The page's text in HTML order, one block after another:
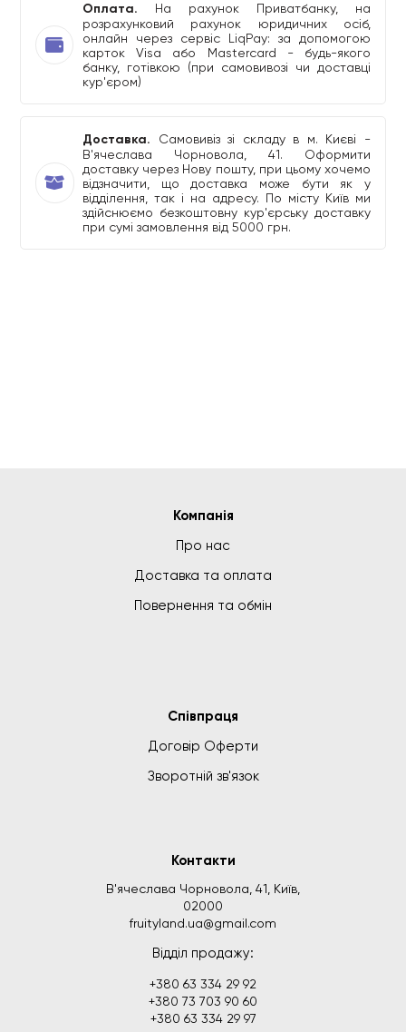
Оплата. На рахунок Приватбанку, на
розрахунковий рахунок юридичних осіб,
онлайн через сервіс LiqPay: за допомогою
карток Visa або Mastercard - будь-якого
банку, готівкою (при самовивозі чи доставці
кур'єром)
Доставка. Самовивіз зі складу в м. Києві -
В'ячеслава Чорновола, 41. Оформити
доставку через Нову пошту, при цьому хочемо
відзначити, що доставка може бути як у
відділення, так і на адресу. По місту Київ ми
здійснюємо безкоштовну кур'єрську доставку
при сумі замовлення від 5000 грн.
Компанія
Про нас
Доставка та оплата
Повернення та обмін
Співпраця
Договір Оферти
Зворотній зв'язок
Контакти
В'ячеслава Чорновола, 41, Київ,
02000
fruityland.ua@gmail.com
Відділ продажу:
+380 63 334 29 92
+380 73 703 90 60
+380 63 334 29 97